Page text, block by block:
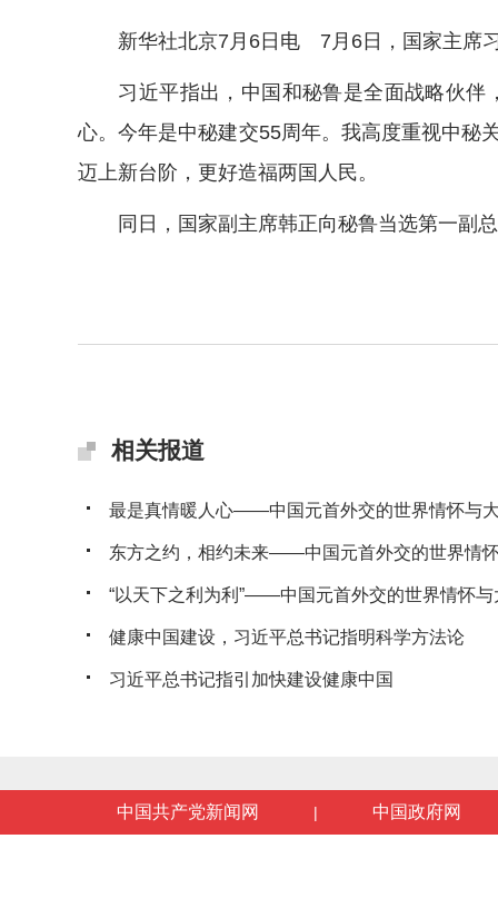
新华社北京7月6日电 7月6日，国家主席习
习近平指出，中国和秘鲁是全面战略伙伴
心。今年是中秘建交55周年。我高度重视中秘
迈上新台阶，更好造福两国人民。
同日，国家副主席韩正向秘鲁当选第一副总
相关报道
最是真情暖人心——中国元首外交的世界情怀与
东方之约，相约未来——中国元首外交的世界情
“以天下之利为利”——中国元首外交的世界情怀与
健康中国建设，习近平总书记指明科学方法论
习近平总书记指引加快建设健康中国
中国共产党新闻网 | 中国政府网